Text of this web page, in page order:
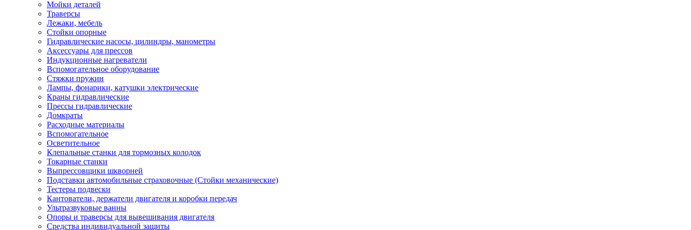
Мойки деталей
Траверсы
Лежаки, мебель
Стойки опорные
Гидравлические насосы, цилиндры, манометры
Аксессуары для прессов
Индукционные нагреватели
Вспомогательное оборудование
Стяжки пружин
Лампы, фонарики, катушки электрические
Краны гидравлические
Прессы гидравлические
Домкраты
Расходные материалы
Вспомогательное
Осветительное
Клепальные станки для тормозных колодок
Токарные станки
Выпрессовщики шкворней
Подставки автомобильные страховочные (Стойки механические)
Тестеры подвески
Кантователи, держатели двигателя и коробки передач
Ультразвуковые ванны
Опоры и траверсы для вывешивания двигателя
Средства индивидуальной защиты